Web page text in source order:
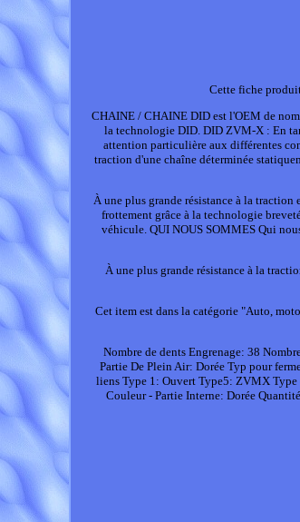
Cette fiche
CHAINE / CHAINE DID est l'OEM de
la technologie DID. DID ZVM-X : En
attention particulière aux différentes
traction d'une chaîne déterminée
À une plus grande résistance à la
frottement grâce à la technologie
véhicule. QUI NOUS SOMMES Qui
À une plus grande résistance à la
Cet item est dans la catégorie "Auto,
Nombre de dents Engrenage: 38
Partie De Plein Air: Dorée Typ pour
liens Type 1: Ouvert Type5: ZVMX
Couleur - Partie Interne: Dorée